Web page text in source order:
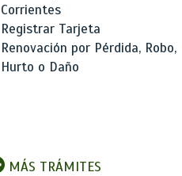
Corrientes
Registrar Tarjeta
Renovación por Pérdida, Robo,
Hurto o Daño
MÁS TRÁMITES